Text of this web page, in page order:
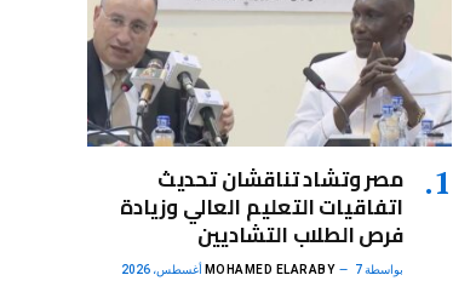
مصر وتشاد تناقشان تحديث
اتفاقيات التعليم العالي وزيادة
فرص الطلاب التشاديين
بواسطة MOHAMED ELARABY 7 أغسطس، 2026